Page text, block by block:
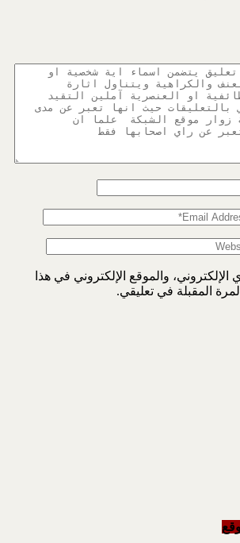
والموقع الإلكتروني في هذا
المقبلة في تعليقي.